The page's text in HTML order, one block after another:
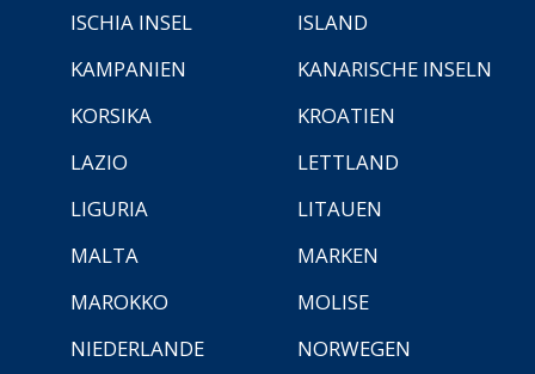
ISCHIA INSEL
ISLAND
KAMPANIEN
KANARISCHE INSELN
KORSIKA
KROATIEN
LAZIO
LETTLAND
LIGURIA
LITAUEN
MALTA
MARKEN
MAROKKO
MOLISE
NIEDERLANDE
NORWEGEN